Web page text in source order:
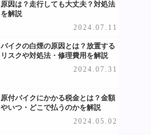
原因は？走行しても大丈夫？対処法
を解説
2024.07.11
バイクの白煙の原因とは？放置する
リスクや対処法・修理費用を解説
2024.07.31
原付バイクにかかる税金とは？金額
やいつ・どこで払うのかを解説
2024.05.02